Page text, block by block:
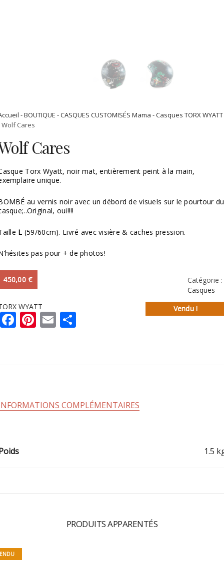
-BOUTIQUE -CASQUES CUSTOMISÉS Mama -Casques TORX WYATT
Wolf Cares
Cares
Torx Wyatt, noir mat, entièrement peint à la main,
unique.
au vernis noir avec un débord de visuels sur le pourtour du
oui!!!!
L (59/60cm). Livré avec visière & caches pression.
pas pour + de photos!
450,00€
Vendu !
Catégorie :
Casques
WYATT
Facebook
Pinterest
Email
COMPLÉMENTAIRES
1.5
PRODUITS APPARENTÉS